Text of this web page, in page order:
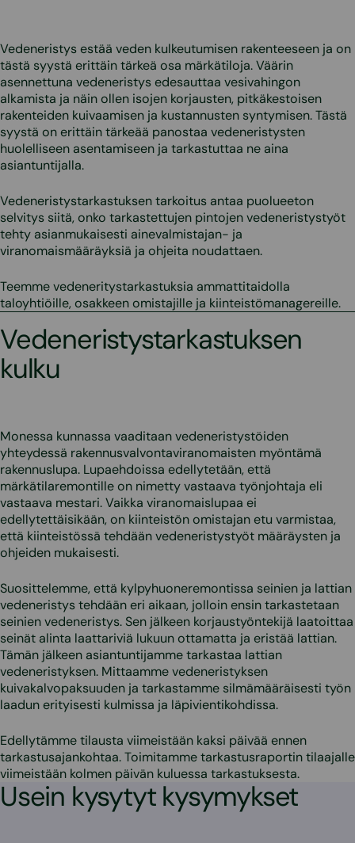
Vedeneristys estää veden kulkeutumisen rakenteeseen ja on
tästä syystä erittäin tärkeä osa märkätiloja. Väärin
asennettuna vedeneristys edesauttaa vesivahingon
alkamista ja näin ollen isojen korjausten, pitkäkestoisen
rakenteiden kuivaamisen ja kustannusten syntymisen. Tästä
syystä on erittäin tärkeää panostaa vedeneristysten
huolelliseen asentamiseen ja tarkastuttaa ne aina
asiantuntijalla.
Vedeneristystarkastuksen tarkoitus antaa puolueeton
selvitys siitä, onko tarkastettujen pintojen vedeneristystyöt
tehty asianmukaisesti ainevalmistajan- ja
viranomaismääräyksiä ja ohjeita noudattaen.
Teemme vedeneritystarkastuksia ammattitaidolla
taloyhtiöille, osakkeen omistajille ja kiinteistömanagereille.
Vedeneristystarkastuksen
kulku
Monessa kunnassa vaaditaan vedeneristystöiden
yhteydessä rakennusvalvontaviranomaisten myöntämä
rakennuslupa. Lupaehdoissa edellytetään, että
märkätilaremontille on nimetty vastaava työnjohtaja eli
vastaava mestari. Vaikka viranomaislupaa ei
edellytettäisikään, on kiinteistön omistajan etu varmistaa,
että kiinteistössä tehdään vedeneristystyöt määräysten ja
ohjeiden mukaisesti.
Suosittelemme, että kylpyhuoneremontissa seinien ja lattian
vedeneristys tehdään eri aikaan, jolloin ensin tarkastetaan
seinien vedeneristys. Sen jälkeen korjaustyöntekijä laatoittaa
seinät alinta laattariviä lukuun ottamatta ja eristää lattian.
Tämän jälkeen asiantuntijamme tarkastaa lattian
vedeneristyksen. Mittaamme vedeneristyksen
kuivakalvopaksuuden ja tarkastamme silmämääräisesti työn
laadun erityisesti kulmissa ja läpivientikohdissa.
Edellytämme tilausta viimeistään kaksi päivää ennen
tarkastusajankohtaa. Toimitamme tarkastusraportin tilaajalle
viimeistään kolmen päivän kuluessa tarkastuksesta.
Usein kysytyt kysymykset